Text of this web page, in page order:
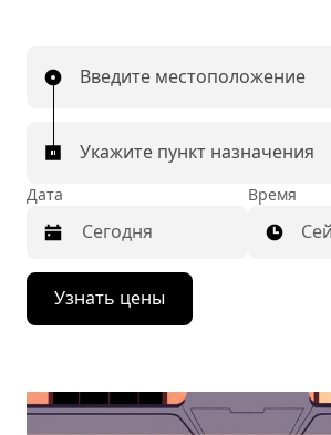
Введите местоположение
Укажите пункт назначения
Дата
Нажмите
стрелку
вниз,
календарю
Время
Узнать цены